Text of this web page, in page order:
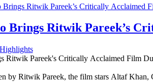
Brings Ritwik Pareek’s
Ritwik Pareek's Critically Acclaimed Film
by Ritwik Pareek, the film stars Altaf Khan,